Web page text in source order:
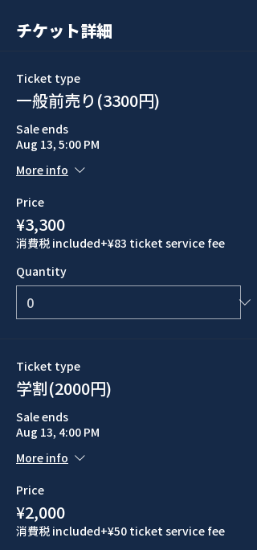
チケット詳細
Ticket type
一般前売り(3300円)
Sale ends
Aug 13, 5:00 PM
More info
Price
¥3,300
消費税 included+¥83 ticket service fee
Quantity
Ticket type
学割(2000円)
Sale ends
Aug 13, 4:00 PM
More info
Price
¥2,000
消費税 included+¥50 ticket service fee